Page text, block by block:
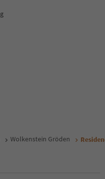
Wolkenstein Gröden